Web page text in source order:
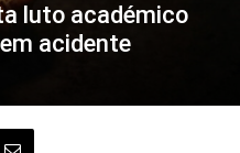
luto académico
acidente